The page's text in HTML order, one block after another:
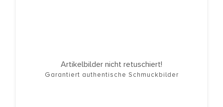
Artikelbilder nicht retuschiert!
Garantiert authentische Schmuckbilder